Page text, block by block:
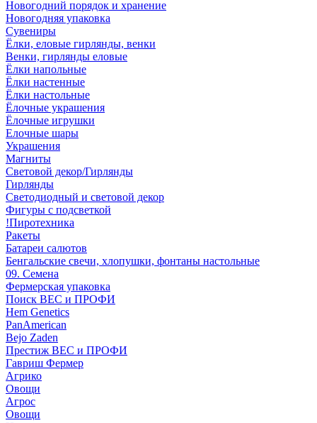
Новогодний порядок и хранение
Новогодняя упаковка
Сувениры
Ёлки, еловые гирлянды, венки
Венки, гирлянды еловые
Ёлки напольные
Ёлки настенные
Ёлки настольные
Ёлочные украшения
Ёлочные игрушки
Елочные шары
Украшения
Магниты
Световой декор/Гирлянды
Гирлянды
Светодиодный и световой декор
Фигуры с подсветкой
!Пиротехника
Ракеты
Батареи салютов
Бенгальские свечи, хлопушки, фонтаны настольные
09. Семена
Фермерская упаковка
Поиск ВЕС и ПРОФИ
Hem Genetics
PanAmerican
Bejo Zaden
Престиж ВЕС и ПРОФИ
Гавриш Фермер
Агрико
Овощи
Агрос
Овощи